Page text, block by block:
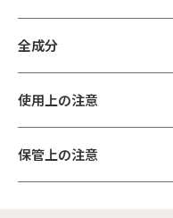
全成分
使用上の注意
保管上の注意